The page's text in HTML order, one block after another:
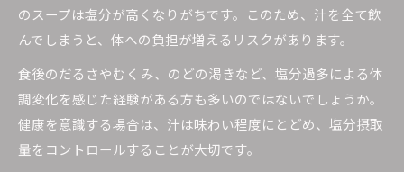
のスープは塩分が高くなりがちです。このため、汁を全て飲
んでしまうと、体への負担が増えるリスクがあります。
食後のだるさやむくみ、のどの渇きなど、塩分過多による体
調変化を感じた経験がある方も多いのではないでしょうか。
健康を意識する場合は、汁は味わい程度にとどめ、塩分摂取
量をコントロールすることが大切です。